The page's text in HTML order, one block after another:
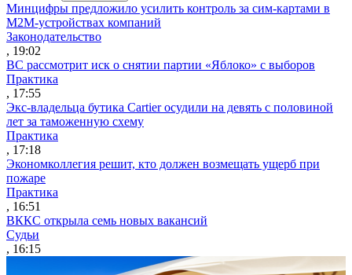
Минцифры предложило усилить контроль за сим-картами в
M2M-устройствах компаний
Законодательство
, 19:02
ВС рассмотрит иск о снятии партии «Яблоко» с выборов
Практика
, 17:55
Экс-владельца бутика Cartier осудили на девять с половиной
лет за таможенную схему
Практика
, 17:18
Экономколлегия решит, кто должен возмещать ущерб при
пожаре
Практика
, 16:51
ВККС открыла семь новых вакансий
Судьи
, 16:15